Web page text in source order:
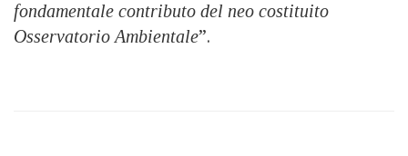
fondamentale contributo del neo costituito
Osservatorio Ambientale”.